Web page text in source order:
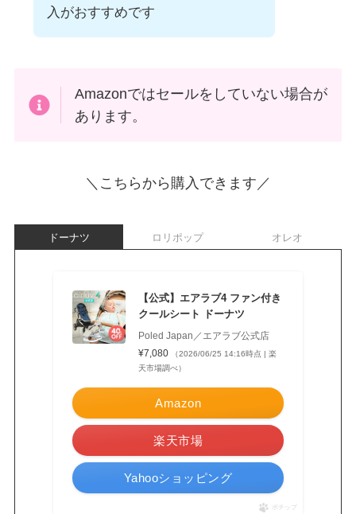
入がおすすめです
Amazonではセールをしていない場合が
あります。
＼こちらから購入できます／
ドーナツ ロリポップ オレオ
【公式】エアラブ4 ファン付き
クールシート ドーナツ
Poled Japan／エアラブ公式店
¥7,080
（2026/06/25 14:16時点 | 楽
天市場調べ）
Amazon
楽天市場
Yahooショッピング
ポチップ